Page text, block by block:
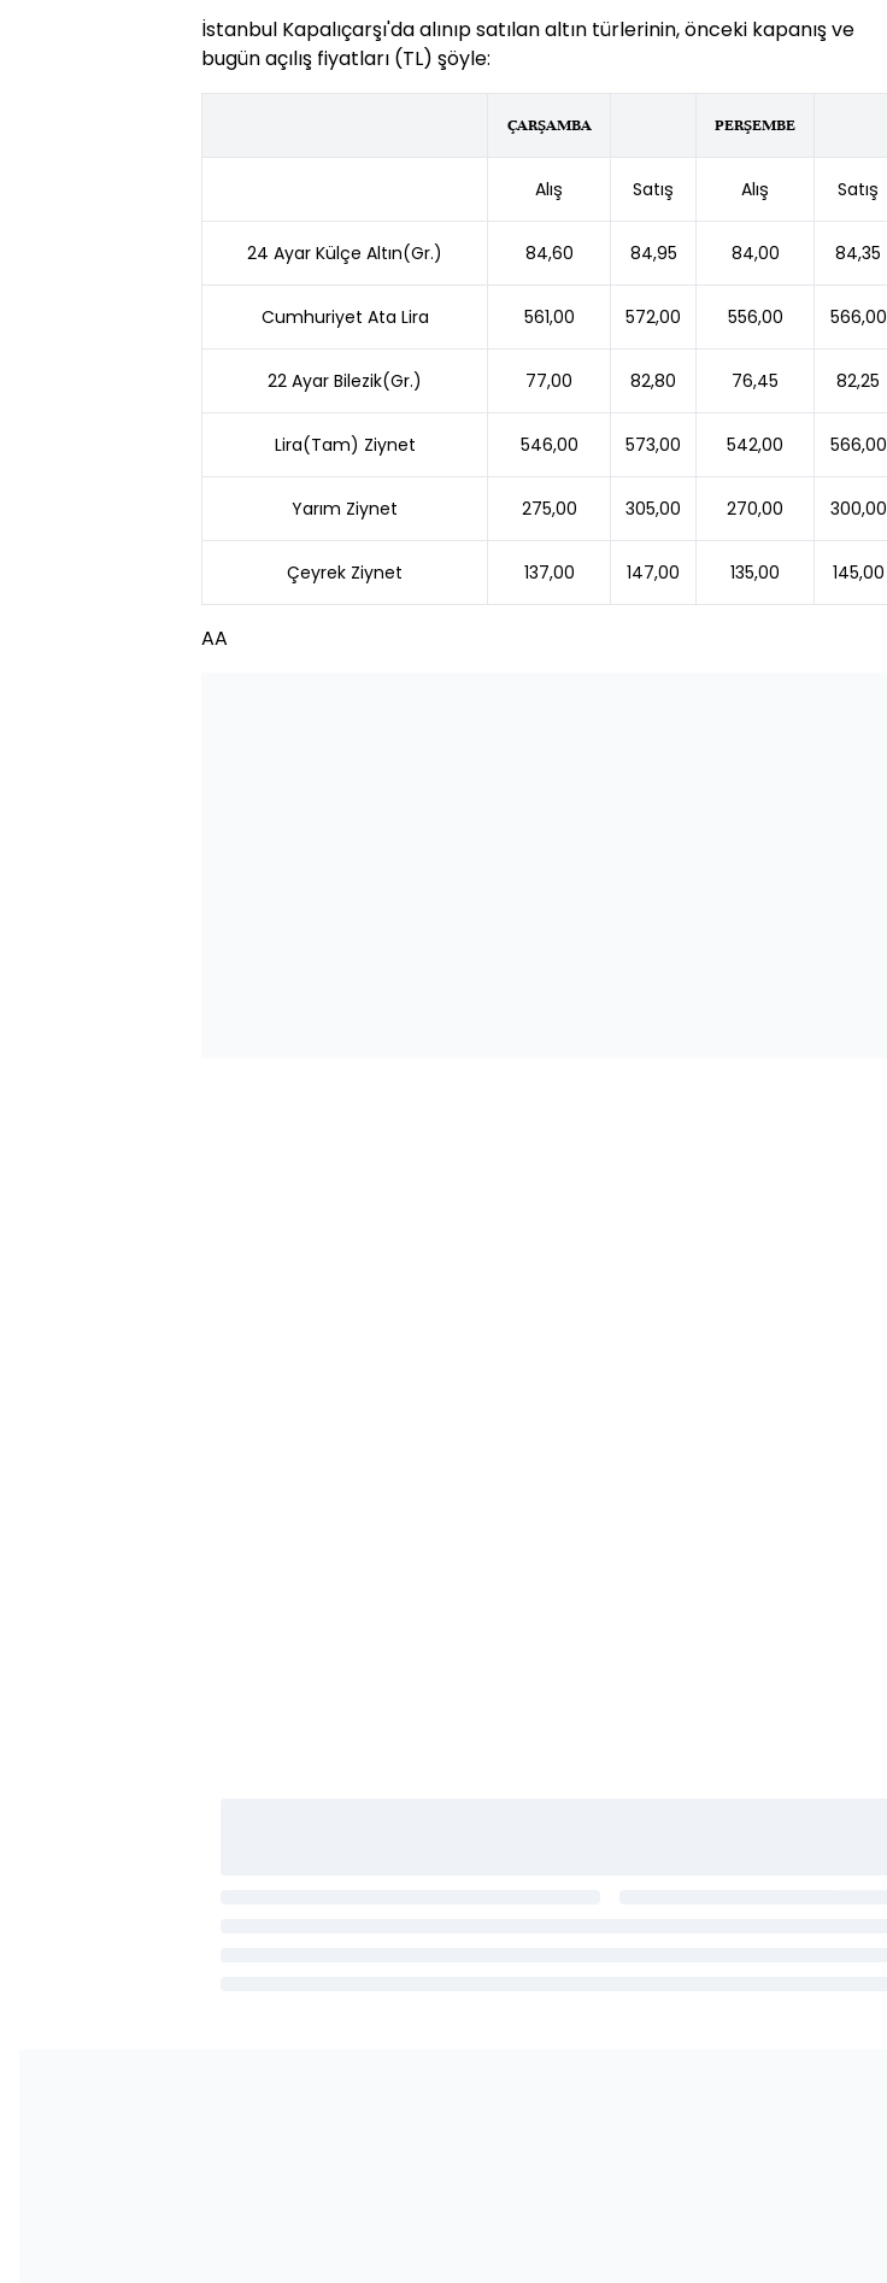
İstanbul Kapalıçarşı'da alınıp satılan altın türlerinin, önceki kapanış ve
bugün açılış fiyatları (TL) şöyle:
ÇARŞAMBA PERŞEMBE
Alış Satış Alış Satış
24 Ayar Külçe Altın(Gr.) 84,60 84,95 84,00 84,35
Cumhuriyet Ata Lira 561,00 572,00 556,00 566,00
22 Ayar Bilezik(Gr.) 77,00 82,80 76,45 82,25
Lira(Tam) Ziynet 546,00 573,00 542,00 566,00
Yarım Ziynet 275,00 305,00 270,00 300,00
Çeyrek Ziynet 137,00 147,00 135,00 145,00
AA